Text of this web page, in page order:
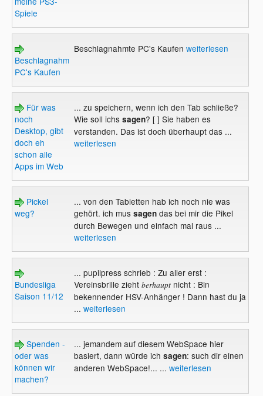
Spiele
Beschlagnahmte
PC's Kaufen
Beschlagnahmte PC's Kaufen weiterlesen
Für was
noch
Desktop, gibt
doch eh
schon alle
Apps im Web
... zu speichern, wenn ich den Tab schließe?
Wie soll ichssagen? [ ] Sie haben es
verstanden. Das ist doch überhaupt das ...
weiterlesen
Pickel
weg?
... von den Tabletten hab ich noch nie was
gehört. ich mussagendas bei mir die Pikel
durch Bewegen und einfach mal raus ...
weiterlesen
Bundesliga
Saison 11/12
... pupilpress schrieb : Zu aller erst :
Vereinsbrille zieht berhauptnicht : Bin
bekennender HSV-Anhänger ! Dann hast du ja
... weiterlesen
Spenden -
oder was
können wir
machen?
... jemandem auf diesem WebSpace hier
basiert, dann würde ich sagen: such dir einen
anderen WebSpace!... ... weiterlesen